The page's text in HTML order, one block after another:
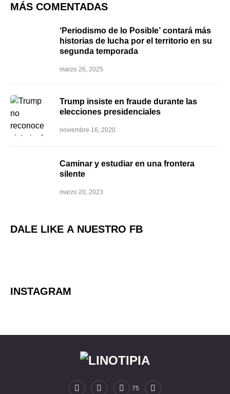
MÁS COMENTADAS
‘Periodismo de lo Posible’ contará más
historias de lucha por el territorio en su
segunda temporada
marzo 26, 2025
Trump insiste en fraude durante las
elecciones presidenciales
noviembre 16, 2020
Caminar y estudiar en una frontera
silente
marzo 20, 2023
DALE LIKE A NUESTRO FB
INSTAGRAM
75